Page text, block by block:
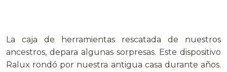
La caja de herramientas rescatada de nuestros
ancestros, depara algunas sorpresas. Este dispositivo
Ralux rondó por nuestra antigua casa durante años.